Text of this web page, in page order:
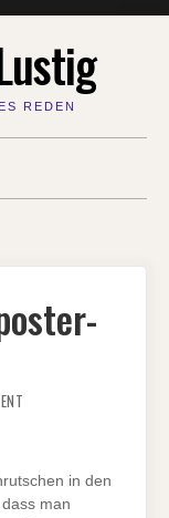
REDEN
in den
man